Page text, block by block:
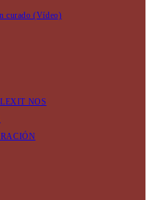
curado (Vídeo)
NOS